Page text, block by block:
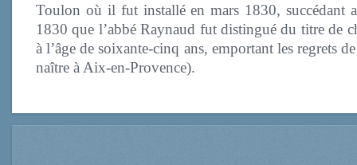
Toulon où il fut installé en mars 1830, succédant
1830 que l’abbé Raynaud fut distingué du titre
à l’âge de soixante-cinq ans, emportant les regrets
naître à Aix-en-Provence).